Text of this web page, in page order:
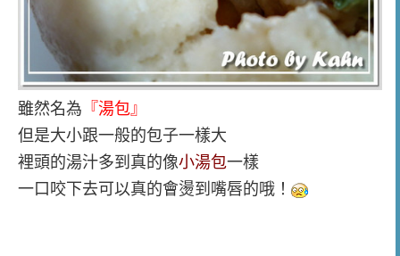
雖然名為 『湯包』
但是大小跟一般的包子一樣大
裡頭的湯汁多到真的像小湯包一樣
一口咬下去可以真的會燙到嘴唇的哦！